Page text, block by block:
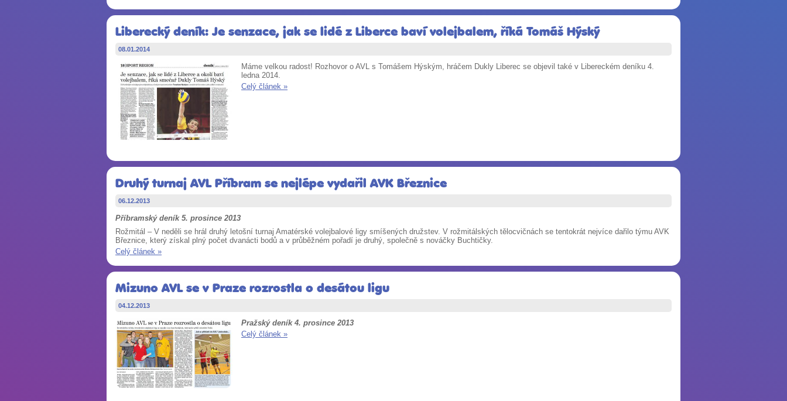
Liberecký deník: Je senzace, jak se lidé z Liberce baví volejbalem, říká Tomáš Hýský
08.01.2014
Máme velkou radost! Rozhovor o AVL s Tomášem Hýským, hráčem Dukly Liberec se objevil také v Libereckém deníku 4.
ledna 2014.
Celý článek »
Druhý turnaj AVL Příbram se nejlépe vydařil AVK Březnice
06.12.2013
Příbramský deník 5. prosince 2013
Rožmitál – V neděli se hrál druhý letošní turnaj Amatérské volejbalové ligy smíšených družstev. V rožmitálských tělocvičnách se tentokrát nejvíce dařilo týmu AVK
Březnice, který získal plný počet dvanácti bodů a v průběžném pořadí je druhý, společně s nováčky Buchtičky.
Celý článek »
Mizuno AVL se v Praze rozrostla o desátou ligu
04.12.2013
Pražský deník 4. prosince 2013
Celý článek »